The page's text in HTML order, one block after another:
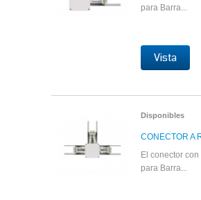
para Barra...
Vista
Disponibles
CONECTOR A
El conector
para Barra...